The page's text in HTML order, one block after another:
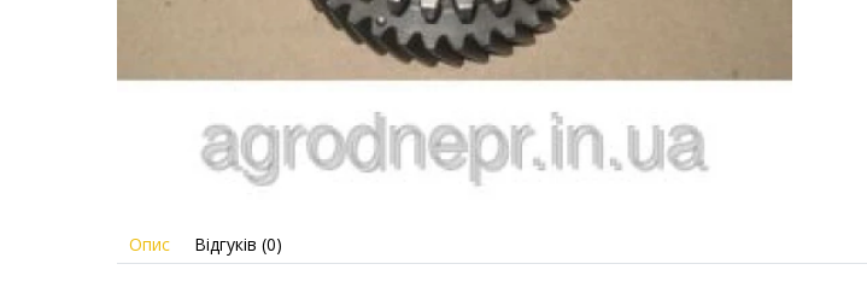
Опис Відгуків (0)